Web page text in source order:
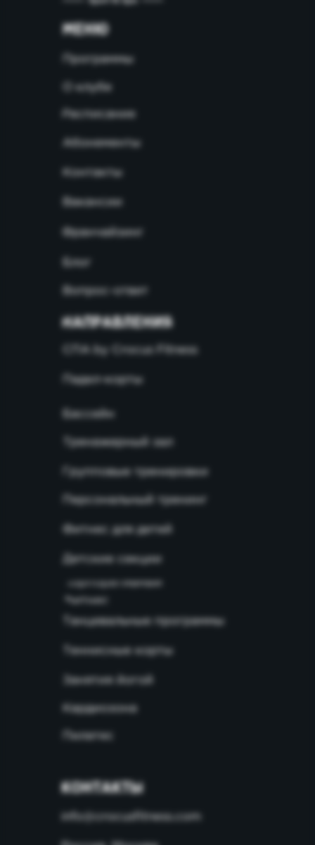
МЕНЮ
Программы
Расписание
Групповые тренировки
Персональный тренинг
Тренажерный зал
Абонементы
НАПРАВЛЕНИЯ
СПА by Crocus Fitness
Падел-корты
Фитнес для детей
Детские секции
Корпоративный
фитнес
Танцевальные программы
Теннисные корты
Кардиозона
Вакансии
КОНТАКТЫ
Контакты
Вопрос-ответ